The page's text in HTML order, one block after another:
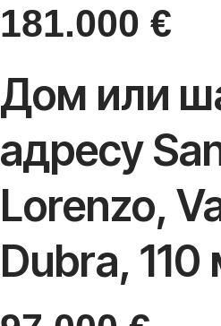
181.000 €
Дом или
адресу
Lorenzo,
Dubra, 110